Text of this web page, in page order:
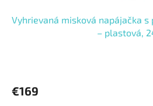
Vyhrievaná misková napájačka s
– plastová,
€169